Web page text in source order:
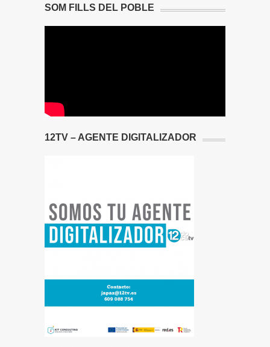
SOM FILLS DEL POBLE
12TV – AGENTE DIGITALIZADOR